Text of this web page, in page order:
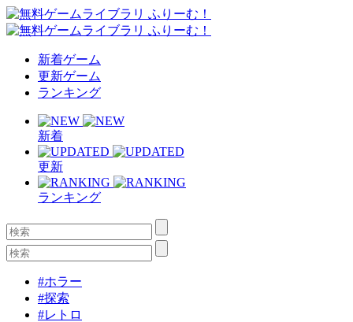
新着ゲーム
更新ゲーム
ランキング
新着
更新
ランキング
#ホラー
#探索
#レトロ